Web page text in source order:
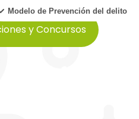
Modelo de Prevención del delito
y Concursos